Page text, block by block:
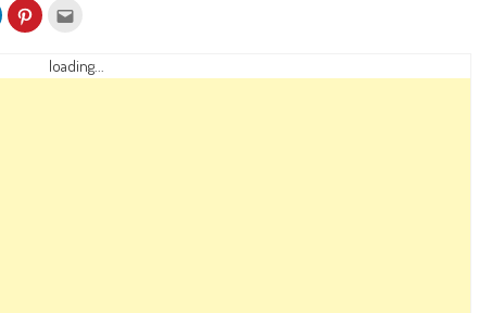
share
Click
to
Pinterest
(Opens
to
a
loading...